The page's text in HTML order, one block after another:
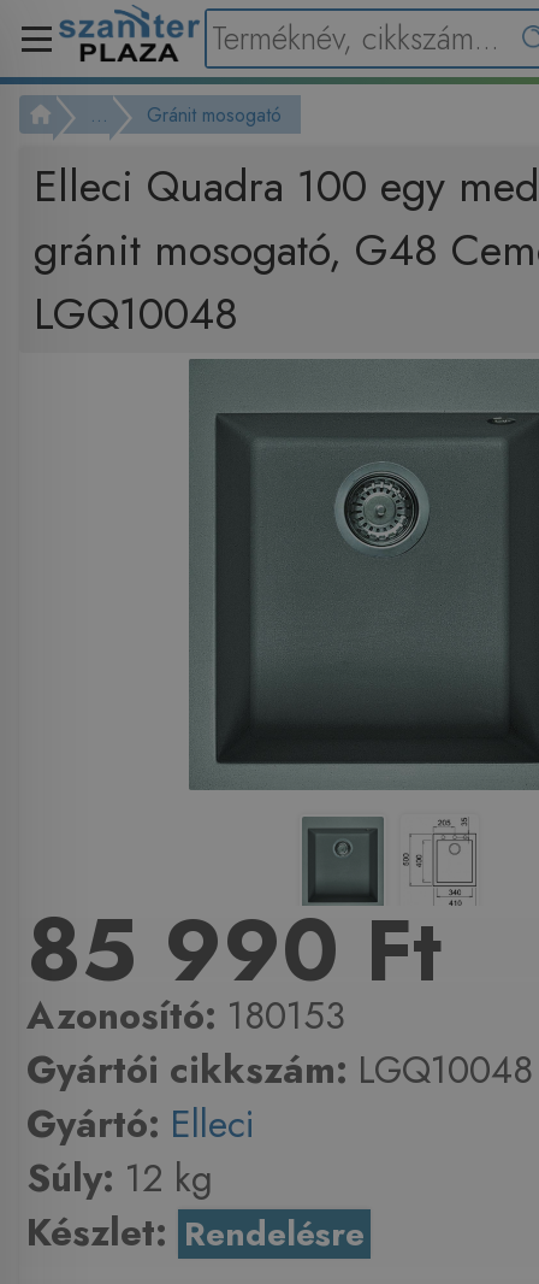
... Gránit mosogató
Elleci Quadra 100 egy
gránit mosogató, G48
LGQ10048
85 990 Ft
Azonosító: 180153
Gyártói cikkszám: LGQ10048
Gyártó: Elleci
Súly: 12 kg
Készlet: Rendelésre